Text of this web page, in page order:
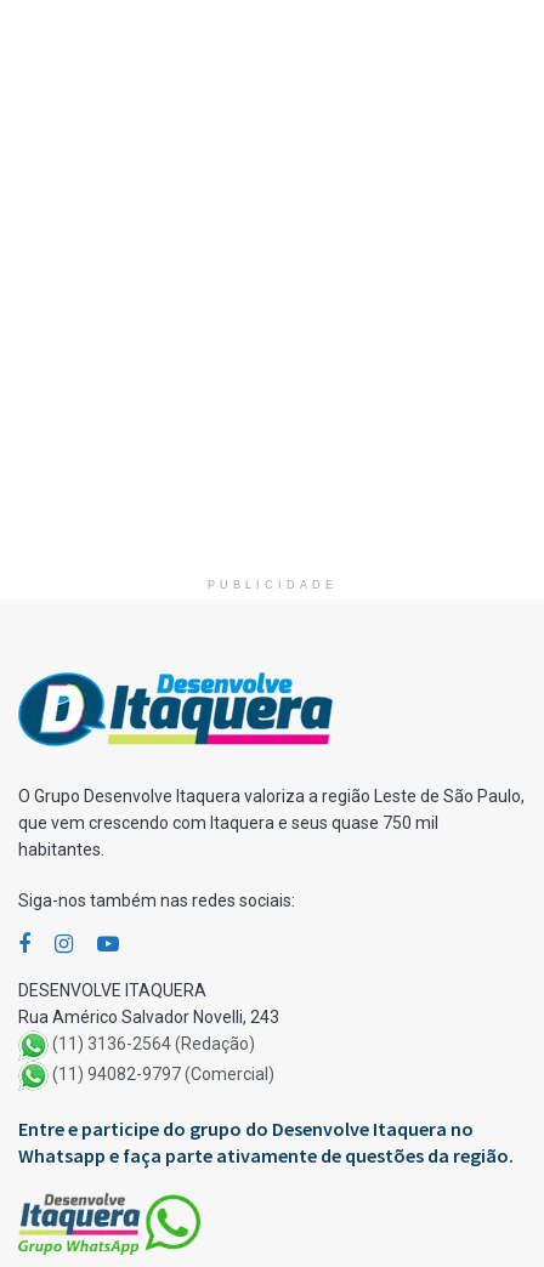
PUBLICIDADE
O Grupo Desenvolve Itaquera valoriza a região Leste de São Paulo,
que vem crescendo com Itaquera e seus quase 750 mil
habitantes.
Siga-nos também nas redes sociais:
DESENVOLVE ITAQUERA
Rua Américo Salvador Novelli, 243
(11) 3136-2564 (Redação)
(11) 94082-9797 (Comercial)
Entre e participe do grupo do Desenvolve Itaquera no
Whatsapp e faça parte ativamente de questões da região.